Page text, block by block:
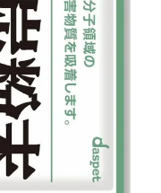
ルタイプ
悩みの方はこちら